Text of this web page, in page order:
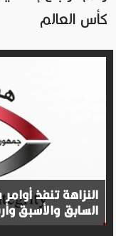
كأس العالم
النزاهة تنفذ
السابق والأسبق